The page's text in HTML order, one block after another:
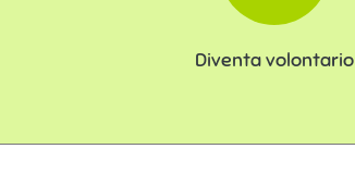
Diventa volontario